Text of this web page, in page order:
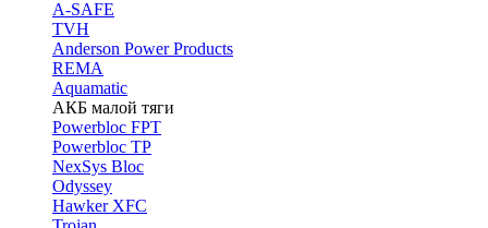
A-SAFE
TVH
Anderson Power Products
REMA
Aquamatic
АКБ малой тяги
Powerbloc FPT
Powerbloc TP
NexSys Bloc
Odyssey
Hawker XFC